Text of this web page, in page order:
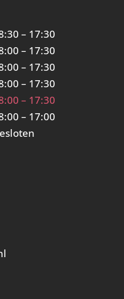
– 17:30
– 17:30
– 17:30
– 17:30
– 17:30
– 17:00